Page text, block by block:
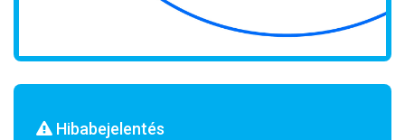
Hibabejelentés